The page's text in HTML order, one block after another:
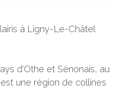
à Ligny-Le-Châtel
d'Othe et Sénonais, au
une région de collines